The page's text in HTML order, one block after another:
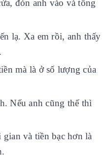
đón anh vào và tống
lạ. Xa em rồi, anh thấy
mà là ở số lượng của
Nếu anh cũng thế thì
và tiền bạc hơn là